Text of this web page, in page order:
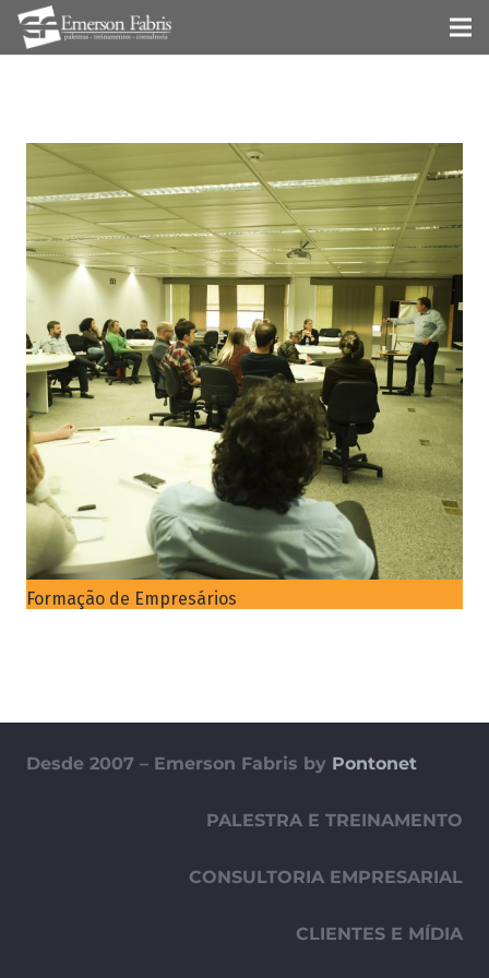
Formação de Empresários
Desde 2007 – Emerson Fabris by Pontonet
PALESTRA E TREINAMENTO
CONSULTORIA EMPRESARIAL
CLIENTES E MÍDIA